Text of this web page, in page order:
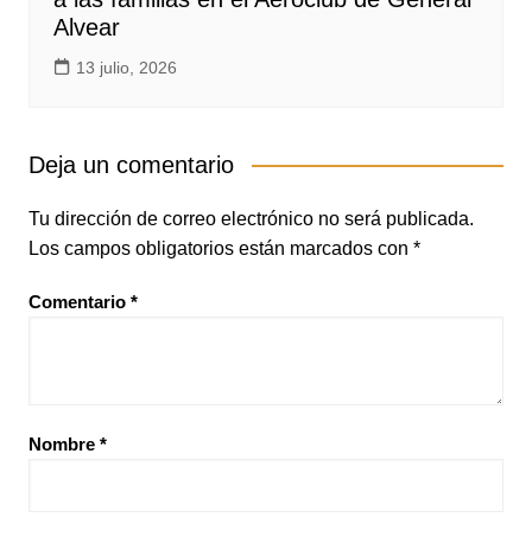
Alvear
13 julio, 2026
Deja un comentario
Tu dirección de correo electrónico no será publicada.
Los campos obligatorios están marcados con *
Comentario *
Nombre *